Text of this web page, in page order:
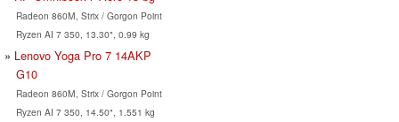
Radeon 860M, Strix / Gorgon Point
Ryzen AI 7 350, 13.30", 0.99 kg
Lenovo Yoga Pro 7 14AKP
G10
Radeon 860M, Strix / Gorgon Point
Ryzen AI 7 350, 14.50", 1.551 kg